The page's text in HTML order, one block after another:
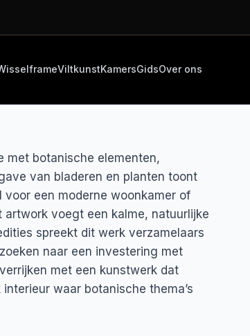
ViltkunstKamersGidsOver ons
met botanische elementen,
van bladeren en planten toont
een moderne woonkamer of
voegt een kalme, natuurlijke
spreekt dit werk verzamelaars
naar een investering met
met een kunstwerk dat
waar botanische thema’s